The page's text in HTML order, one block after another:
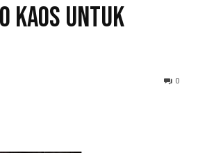
Kaos untuk
0